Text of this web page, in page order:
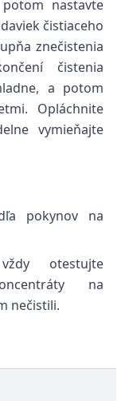
nastavte
čistiaceho
znečistenia
čistenia
a potom
Opláchnite
vymieňajte
pokynov na
otestujte
na
nečistili.